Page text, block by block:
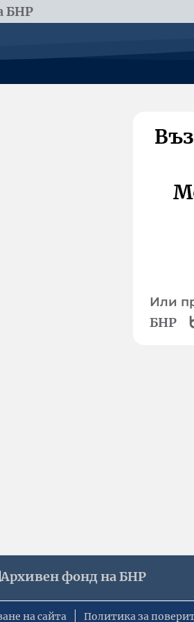
БНР
Или
БНР
Архивен фонд на БНР
на сайта Политика за